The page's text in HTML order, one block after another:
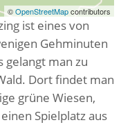
©OpenStreetMapcontributors
ist eines von
Gehminuten
gelangt man zu
Dort findet man
grüne Wiesen,
Spielplatz aus